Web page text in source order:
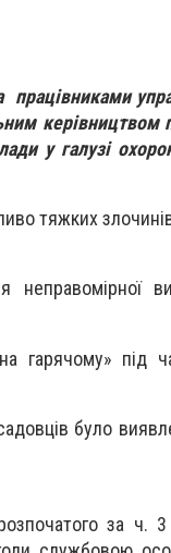
керівництвом
у галузі
тяжких
гарячому» під
було
за ч.